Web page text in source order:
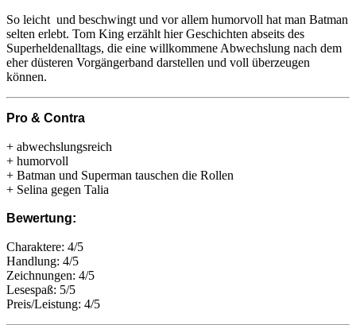
So leicht und beschwingt und vor allem humorvoll hat man Batman
selten erlebt. Tom King erzählt hier Geschichten abseits des
Superheldenalltags, die eine willkommene Abwechslung nach dem
eher düsteren Vorgängerband darstellen und voll überzeugen
können.
Pro & Contra
+ abwechslungsreich
+ humorvoll
+ Batman und Superman tauschen die Rollen
+ Selina gegen Talia
Bewertung:
Charaktere: 4/5
Handlung: 4/5
Zeichnungen: 4/5
Lesespaß: 5/5
Preis/Leistung: 4/5